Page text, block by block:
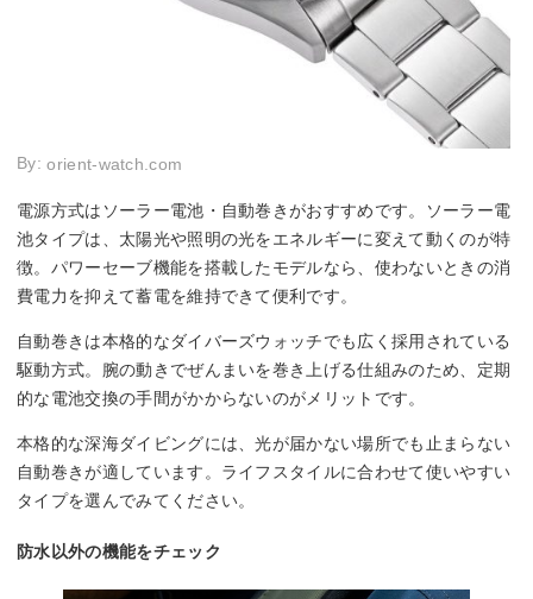
By:orient-watch.com
電源方式はソーラー電池・自動巻きがおすすめです。ソーラー電
池タイプは、太陽光や照明の光をエネルギーに変えて動くのが特
徴。パワーセーブ機能を搭載したモデルなら、使わないときの消
費電力を抑えて蓄電を維持できて便利です。
自動巻きは本格的なダイバーズウォッチでも広く採用されている
駆動方式。腕の動きでぜんまいを巻き上げる仕組みのため、定期
的な電池交換の手間がかからないのがメリットです。
本格的な深海ダイビングには、光が届かない場所でも止まらない
自動巻きが適しています。ライフスタイルに合わせて使いやすい
タイプを選んでみてください。
防水以外の機能をチェック